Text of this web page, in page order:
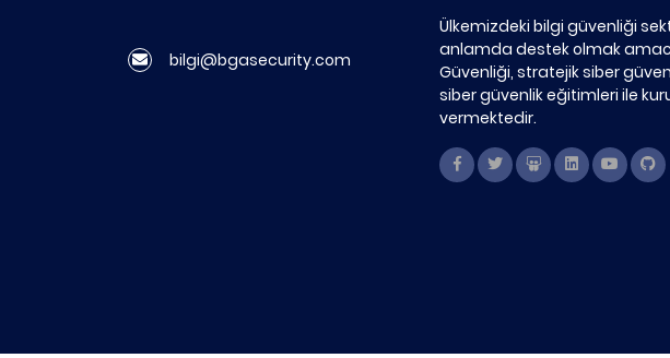
bilgi@bgasecurity.com
Ülkemizdeki bilgi güvenliği
anlamda destek olmak
Güvenliği, stratejik siber
siber güvenlik eğitimleri ile
vermektedir.